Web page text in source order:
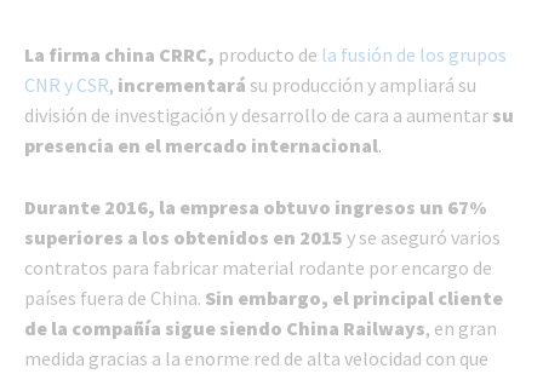
La firma china CRRC, producto de la fusión de los grupos
CNR y CSR, incrementará su producción y ampliará su
división de investigación y desarrollo de cara a aumentar su
presencia en el mercado internacional.
Durante 2016, la empresa obtuvo ingresos un 67%
superiores a los obtenidos en 2015 y se aseguró varios
contratos para fabricar material rodante por encargo de
países fuera de China. Sin embargo, el principal cliente
de la compañía sigue siendo China Railways, en gran
medida gracias a la enorme red de alta velocidad con que